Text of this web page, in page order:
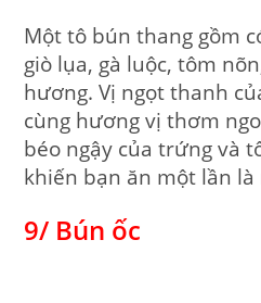
Một tô bún thang gồm
giò lụa, gà luộc, tôm
hương. Vị ngọt thanh
cùng hương vị thơm
béo ngậy của trứng và
khiến bạn ăn một lần là
9/ Bún ốc